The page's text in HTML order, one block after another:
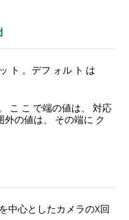
ト 。デフ ォル ト は
こ こ で端の値は、 対応
の値は、 その端に ク
中心としたカメラのX回